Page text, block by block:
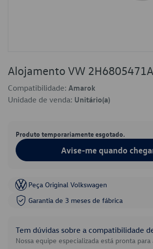
Alojamento VW 2H6805471A
Compatibilidade: Amarok
Unidade de venda: Unitário(a)
Produto temporariamente esgotado.
Avise-me quando
Peça Original Volkswagen
Garantia de 3 meses de fábrica
Tem dúvidas sobre a compatibilidade
Nossa equipe especializada está pronta para